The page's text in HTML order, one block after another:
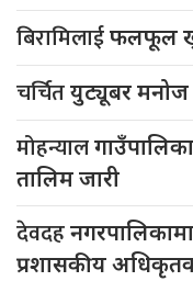
बिरामिलाईफलफूल
चर्चितयुट्यूबर मनोज
मोहन्याल
तालिम जारी
देवदह
प्रशासकीय